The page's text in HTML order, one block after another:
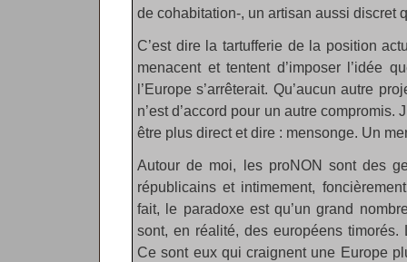
de cohabitation-, un artisan aussi discret
C’est dire la tartufferie de la position
menacent et tentent d’imposer l’idée
l’Europe s’arrêterait. Qu’aucun autre
n’est d’accord pour un autre compromis.
être plus direct et dire : mensonge. Un
Autour de moi, les proNON sont des
républicains et intimement,
fait, le paradoxe est qu’un grand
sont, en réalité, des européens
Ce sont eux qui craignent une Europe